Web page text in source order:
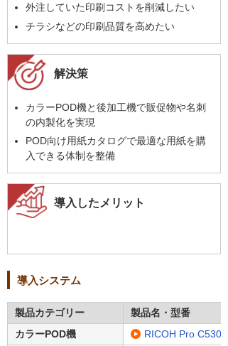
外注していた印刷コストを削減したい
チラシなどの印刷品質を高めたい
解決策
カラーPOD機と後加工機で販促物や名刺
の内製化を実現
POD向け用紙カタログで最適な用紙を購
入できる体制を整備
導入したメリット
導入システム
製品カテゴリー
製品名・型番
カラーPOD機
RICOH Pro C5300